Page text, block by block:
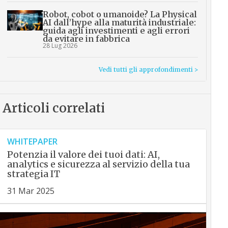
Robot, cobot o umanoide? La Physical
AI dall’hype alla maturità industriale:
guida agli investimenti e agli errori
da evitare in fabbrica
28 Lug 2026
Vedi tutti gli approfondimenti >
Articoli correlati
WHITEPAPER
Potenzia il valore dei tuoi dati: AI,
analytics e sicurezza al servizio della tua
strategia IT
31 Mar 2025